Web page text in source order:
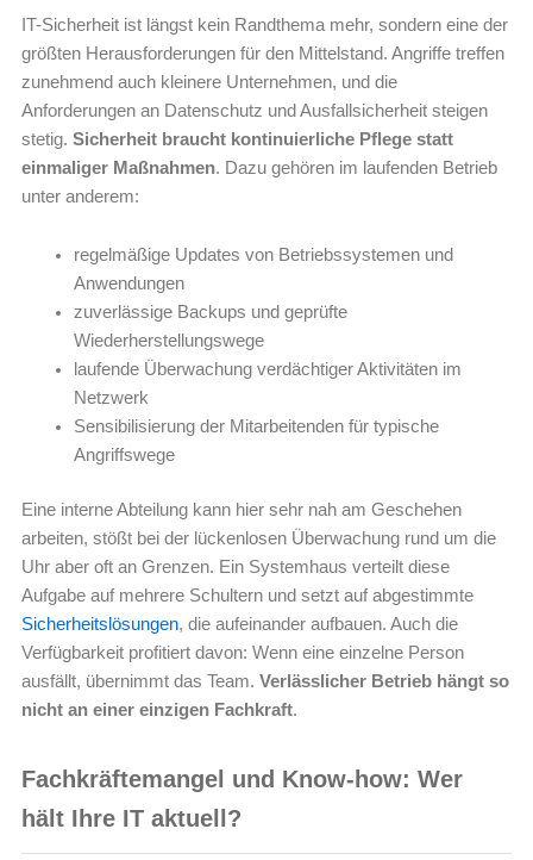
IT-Sicherheit ist längst kein Randthema mehr, sondern eine der
größten Herausforderungen für den Mittelstand. Angriffe treffen
zunehmend auch kleinere Unternehmen, und die
Anforderungen an Datenschutz und Ausfallsicherheit steigen
stetig. Sicherheit braucht kontinuierliche Pflege statt
einmaliger Maßnahmen. Dazu gehören im laufenden Betrieb
unter anderem:
regelmäßige Updates von Betriebssystemen und
Anwendungen
zuverlässige Backups und geprüfte
Wiederherstellungswege
laufende Überwachung verdächtiger Aktivitäten im
Netzwerk
Sensibilisierung der Mitarbeitenden für typische
Angriffswege
Eine interne Abteilung kann hier sehr nah am Geschehen
arbeiten, stößt bei der lückenlosen Überwachung rund um die
Uhr aber oft an Grenzen. Ein Systemhaus verteilt diese
Aufgabe auf mehrere Schultern und setzt auf abgestimmte
Sicherheitslösungen, die aufeinander aufbauen. Auch die
Verfügbarkeit profitiert davon: Wenn eine einzelne Person
ausfällt, übernimmt das Team. Verlässlicher Betrieb hängt so
nicht an einer einzigen Fachkraft.
Fachkräftemangel und Know-how: Wer
hält Ihre IT aktuell?